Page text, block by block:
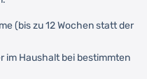
(bis zu 12 Wochen statt der
im Haushalt bei bestimmten